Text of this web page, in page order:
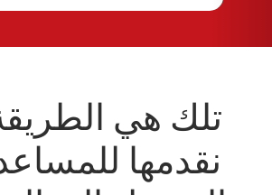
تلك هي
نقدمها